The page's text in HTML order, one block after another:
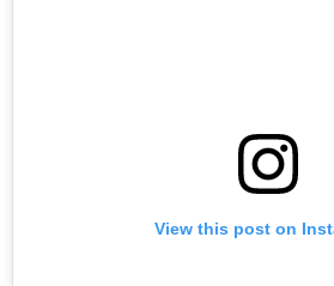
View this post on